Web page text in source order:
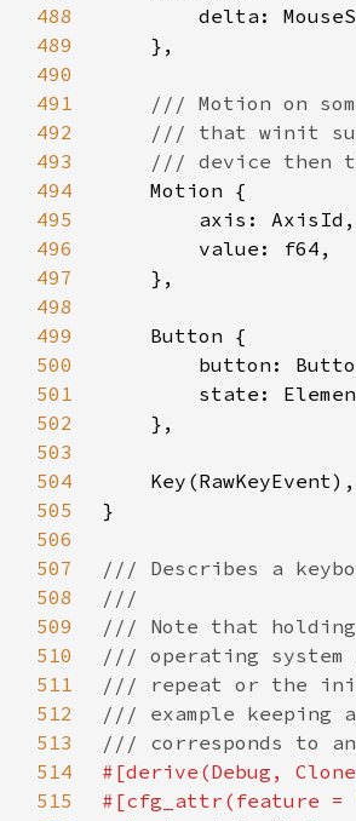
488
489
490
491
492
493
494
495
496
497
498
499
500
501
502
503
504
505
506
507
508
509
510
511
512
513
514
515
#[cfg_attr(feature =